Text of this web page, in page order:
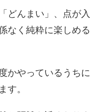
どんまい」、点が入
なく純粋に楽しめる
かやっているうちに
。